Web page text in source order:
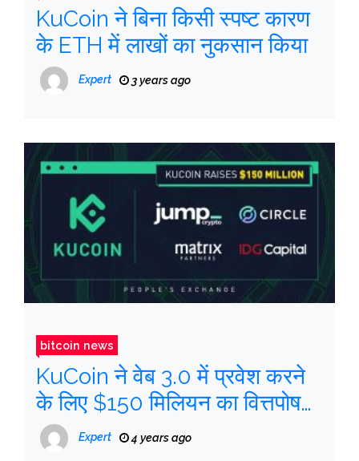
KuCoin ने बिना किसी स्पष्ट कारण
के ETH में लाखों का नुकसान किया
Expert 3 years ago
bitcoin news
KuCoin ने वेब 3.0 में प्रवेश करने
के लिए $150 मिलियन का वित्तपोषण
हासिल किया
Expert 4 years ago